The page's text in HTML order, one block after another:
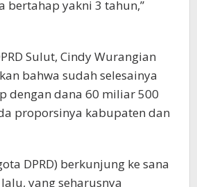
bertahap yakni 3 tahun,”
Sulut, Cindy Wurangian
bahwa sudah selesainya
dengan dana 60 miliar 500
proporsinya kabupaten dan
DPRD) berkunjung ke sana
yang seharusnya